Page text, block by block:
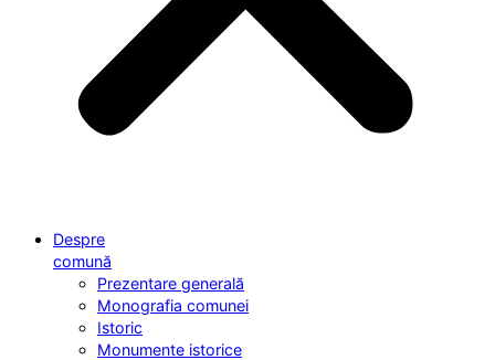
Despre
comună
Prezentare generală
Monografia comunei
Istoric
Monumente istorice